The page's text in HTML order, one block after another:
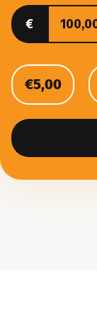
€
€5,00